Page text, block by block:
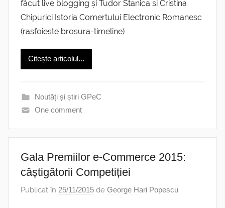
făcut live blogging și Tudor Stanica si Cristina
Chipurici Istoria Comertului Electronic Romanesc
(rasfoieste brosura-timeline)
Citește articolul...
Noutăți și știri GPeC
One comment
Gala Premiilor e-Commerce 2015:
câștigătorii Competiției
Publicat în 25/11/2015 de George Hari Popescu